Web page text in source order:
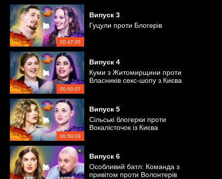
00:47:05
Випуск 3
Гуцули проти Блогерів
00:50:07
Випуск 4
Куми з Житомирщини проти
Власників секс-шопу з Києва
00:50:09
Випуск 5
Сільські блогерки проти
Вокалісточок із Києва
Випуск 6
Особливий батл: Команда з
привітом проти Волонтерів